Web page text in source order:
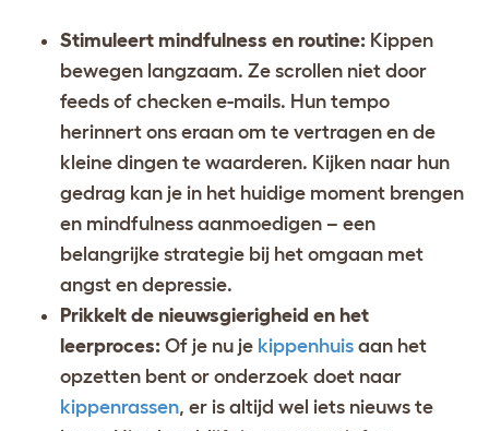
Stimuleert mindfulness en routine: Kippen
bewegen langzaam. Ze scrollen niet door
feeds of checken e-mails. Hun tempo
herinnert ons eraan om te vertragen en de
kleine dingen te waarderen. Kijken naar hun
gedrag kan je in het huidige moment brengen
en mindfulness aanmoedigen – een
belangrijke strategie bij het omgaan met
angst en depressie.
Prikkelt de nieuwsgierigheid en het
leerproces: Of je nu je kippenhuis aan het
opzetten bent or onderzoek doet naar
kippenrassen, er is altijd wel iets nieuws te